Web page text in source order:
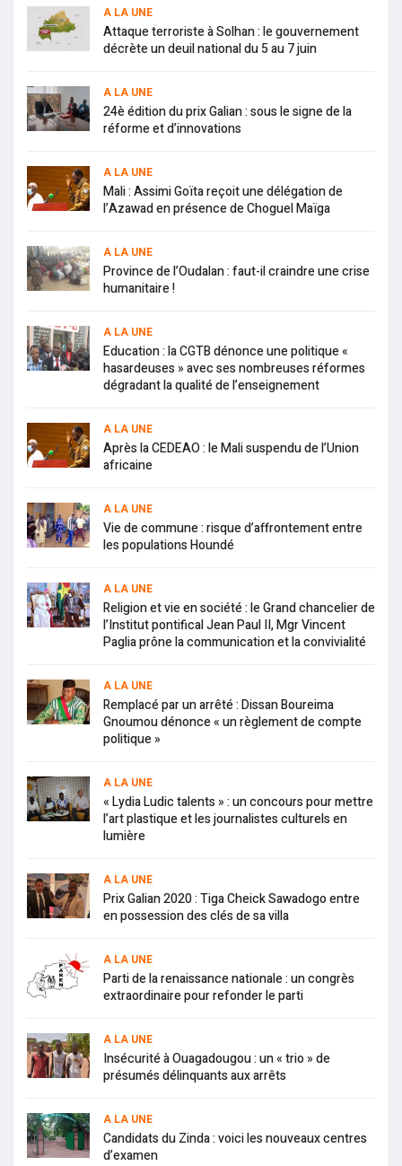
A LA UNE
Attaque terroriste à Solhan : le gouvernement
décrète un deuil national du 5 au 7 juin
A LA UNE
24è édition du prix Galian : sous le signe de la
réforme et d’innovations
A LA UNE
Mali : Assimi Goïta reçoit une délégation de
l’Azawad en présence de Choguel Maïga
A LA UNE
Province de l’Oudalan : faut-il craindre une crise
humanitaire !
A LA UNE
Education : la CGTB dénonce une politique «
hasardeuses » avec ses nombreuses réformes
dégradant la qualité de l’enseignement
A LA UNE
Après la CEDEAO : le Mali suspendu de l’Union
africaine
A LA UNE
Vie de commune : risque d’affrontement entre
les populations Houndé
A LA UNE
Religion et vie en société : le Grand chancelier de
l’Institut pontifical Jean Paul II, Mgr Vincent
Paglia prône la communication et la convivialité
A LA UNE
Remplacé par un arrêté : Dissan Boureima
Gnoumou dénonce « un règlement de compte
politique »
A LA UNE
« Lydia Ludic talents » : un concours pour mettre
l’art plastique et les journalistes culturels en
lumière
A LA UNE
Prix Galian 2020 : Tiga Cheick Sawadogo entre
en possession des clés de sa villa
A LA UNE
Parti de la renaissance nationale : un congrès
extraordinaire pour refonder le parti
A LA UNE
Insécurité à Ouagadougou : un « trio » de
présumés délinquants aux arrêts
A LA UNE
Candidats du Zinda : voici les nouveaux centres
d’examen